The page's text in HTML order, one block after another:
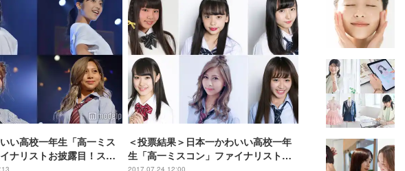
い高校一年生「高一ミス
ナリストお披露目！ステ
＜投票結果＞日本一かわいい高校一年
生「高一ミスコン」ファイナリスト発
2017.07.24 12:00